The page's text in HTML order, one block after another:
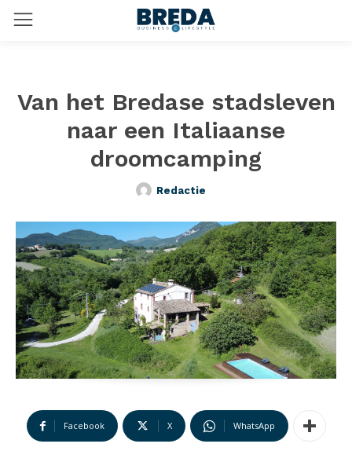
Van het Bredase stadsleven
naar een Italiaanse
droomcamping
Redactie
Facebook X WhatsApp